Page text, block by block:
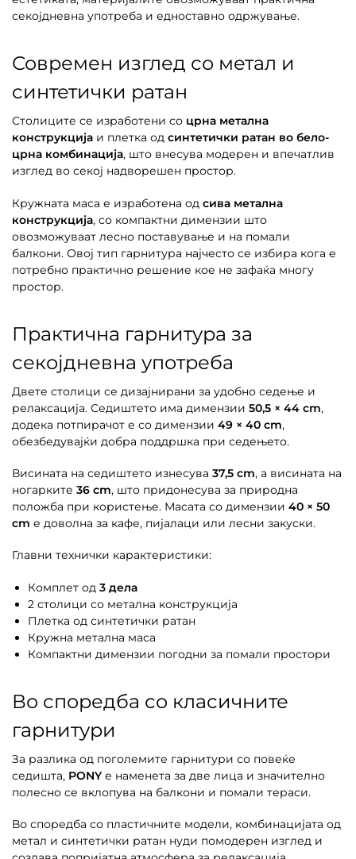
секојдневна употреба и едноставно одржување.
Современ изглед со метал и
синтетички ратан
Столиците се изработени со црна метална
конструкција и плетка од синтетички ратан во бело-
црна комбинација, што внесува модерен и впечатлив
изглед во секој надворешен простор.
Кружната маса е изработена од сива метална
конструкција, со компактни димензии што
овозможуваат лесно поставување и на помали
балкони. Овој тип гарнитура најчесто се избира кога е
потребно практично решение кое не зафаќа многу
простор.
Практична гарнитура за
секојдневна употреба
Двете столици се дизајнирани за удобно седење и
релаксација. Седиштето има димензии 50,5 × 44 cm,
додека потпирачот е со димензии 49 × 40 cm,
обезбедувајќи добра поддршка при седењето.
Висината на седиштето изнесува 37,5 cm, а висината на
ногарките 36 cm, што придонесува за природна
положба при користење. Масата со димензии 40 × 50
cm е доволна за кафе, пијалаци или лесни закуски.
Главни технички карактеристики:
Комплет од 3 дела
2 столици со метална конструкција
Плетка од синтетички ратан
Кружна метална маса
Компактни димензии погодни за помали простори
Во споредба со класичните
гарнитури
За разлика од поголемите гарнитури со повеќе
седишта, PONYе наменета за две лица и значително
полесно се вклопува на балкони и помали тераси.
Во споредба со пластичните модели, комбинацијата од
метал и синтетички ратан нуди помодерен изглед и